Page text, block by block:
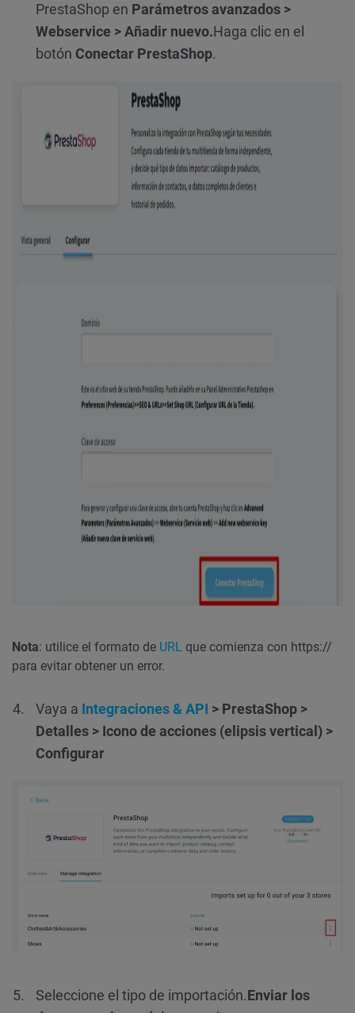
PrestaShop en Parámetros avanzados >
Webservice > Añadir nuevo.Haga clic en el
botón Conectar PrestaShop.
Nota: utilice el formato de URL que comienza con https://
para evitar obtener un error.
Vaya a Integraciones & API > PrestaShop >
Detalles > Icono de acciones (elipsis vertical) >
Configurar
Seleccione el tipo de importación.Enviar los